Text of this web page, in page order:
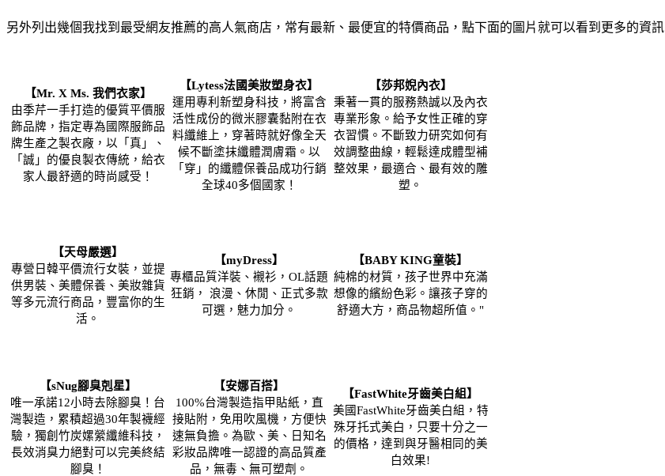
另外列出幾個我找到最受網友推薦的高人氣商店，常有最新、最便宜的特價商品，點下面的圖片就可以看到更多的資訊
【Mr. X Ms. 我們衣家】
由季芹一手打造的優質平價服
飾品牌，指定專為國際服飾品
牌生產之製衣廠，以「真」、
「誠」的優良製衣傳統，給衣
家人最舒適的時尚感受！
【Lytess法國美妝塑身衣】
運用專利新塑身科技，將富含
活性成份的微米膠囊黏附在衣
料纖維上，穿著時就好像全天
候不斷塗抹纖體潤膚霜。以
「穿」的纖體保養品成功行銷
全球40多個國家！
【莎邦婗內衣】
秉著一貫的服務熱誠以及內衣
專業形象。給予女性正確的穿
衣習慣。不斷致力研究如何有
效調整曲線，輕鬆達成體型補
整效果，最適合、最有效的雕
塑。
【天母嚴選】
專營日韓平價流行女裝，並提
供男裝、美體保養、美妝雜貨
等多元流行商品，豐富你的生
活。
【myDress】
專櫃品質洋裝、襯衫，OL話題
狂銷， 浪漫、休閒、正式多款
可選，魅力加分。
【BABY KING童裝】
純棉的材質，孩子世界中充滿
想像的繽紛色彩。讓孩子穿的
舒適大方，商品物超所值。"
【sNug腳臭剋星】
唯一承諾12小時去除腳臭！台
灣製造，累積超過30年製襪經
驗，獨創竹炭嫘縈纖維科技，
長效消臭力絕對可以完美終結
腳臭！
【安娜百搭】
100%台灣製造指甲貼紙，直
接貼附，免用吹風機，方便快
速無負擔。為歐、美、日知名
彩妝品牌唯一認證的高品質產
品，無毒、無可塑劑。
【FastWhite牙齒美白組】
美國FastWhite牙齒美白組，特
殊牙托式美白，只要十分之一
的價格，達到與牙醫相同的美
白效果!